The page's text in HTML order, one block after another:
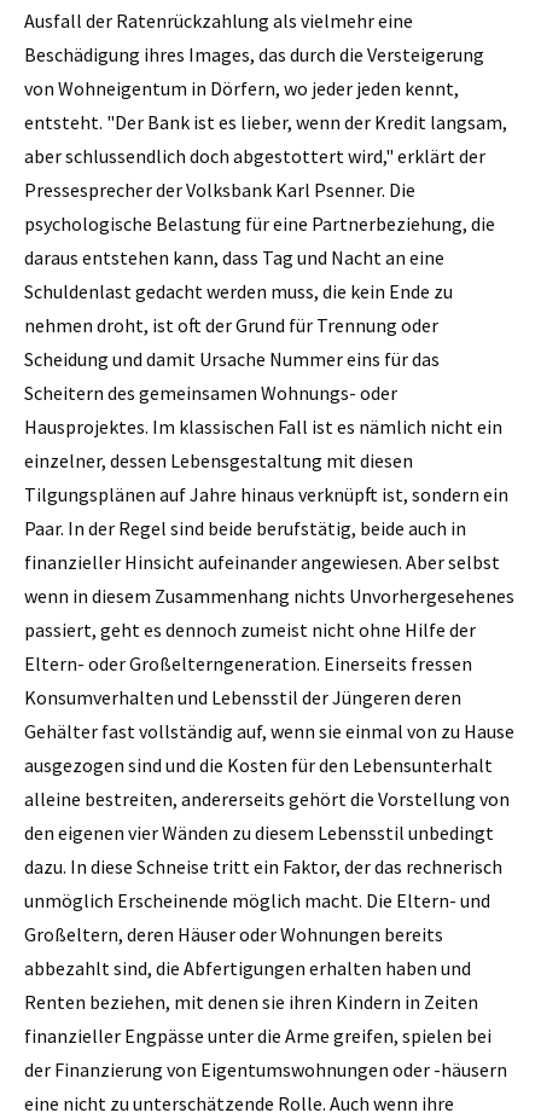
Ausfall der Ratenrückzahlung als vielmehr eine
Beschädigung ihres Images, das durch die Versteigerung
von Wohneigentum in Dörfern, wo jeder jeden kennt,
entsteht. "Der Bank ist es lieber, wenn der Kredit langsam,
aber schlussendlich doch abgestottert wird," erklärt der
Pressesprecher der Volksbank Karl Psenner. Die
psychologische Belastung für eine Partnerbeziehung, die
daraus entstehen kann, dass Tag und Nacht an eine
Schuldenlast gedacht werden muss, die kein Ende zu
nehmen droht, ist oft der Grund für Trennung oder
Scheidung und damit Ursache Nummer eins für das
Scheitern des gemeinsamen Wohnungs- oder
Hausprojektes. Im klassischen Fall ist es nämlich nicht ein
einzelner, dessen Lebensgestaltung mit diesen
Tilgungsplänen auf Jahre hinaus verknüpft ist, sondern ein
Paar. In der Regel sind beide berufstätig, beide auch in
finanzieller Hinsicht aufeinander angewiesen. Aber selbst
wenn in diesem Zusammenhang nichts Unvorhergesehenes
passiert, geht es dennoch zumeist nicht ohne Hilfe der
Eltern- oder Großelterngeneration. Einerseits fressen
Konsumverhalten und Lebensstil der Jüngeren deren
Gehälter fast vollständig auf, wenn sie einmal von zu Hause
ausgezogen sind und die Kosten für den Lebensunterhalt
alleine bestreiten, andererseits gehört die Vorstellung von
den eigenen vier Wänden zu diesem Lebensstil unbedingt
dazu. In diese Schneise tritt ein Faktor, der das rechnerisch
unmöglich Erscheinende möglich macht. Die Eltern- und
Großeltern, deren Häuser oder Wohnungen bereits
abbezahlt sind, die Abfertigungen erhalten haben und
Renten beziehen, mit denen sie ihren Kindern in Zeiten
finanzieller Engpässe unter die Arme greifen, spielen bei
der Finanzierung von Eigentumswohnungen oder -häusern
eine nicht zu unterschätzende Rolle. Auch wenn ihre